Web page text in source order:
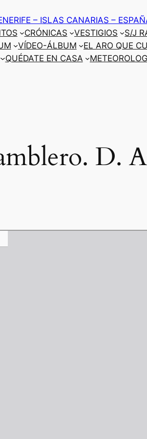
– ISLAS CANARIAS –
CRÓNICAS VESTIGIOS S/J
VÍDEO-ÁLBUM EL ARO QUE
QUÉDATE EN CASA
D.